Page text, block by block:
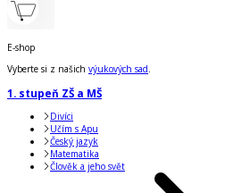
E-shop
Vyberte si z našich výukových sad.
1. stupeň ZŠ a MŠ
Divíci
Učím s Apu
Český jazyk
Matematika
Člověk a jeho svět